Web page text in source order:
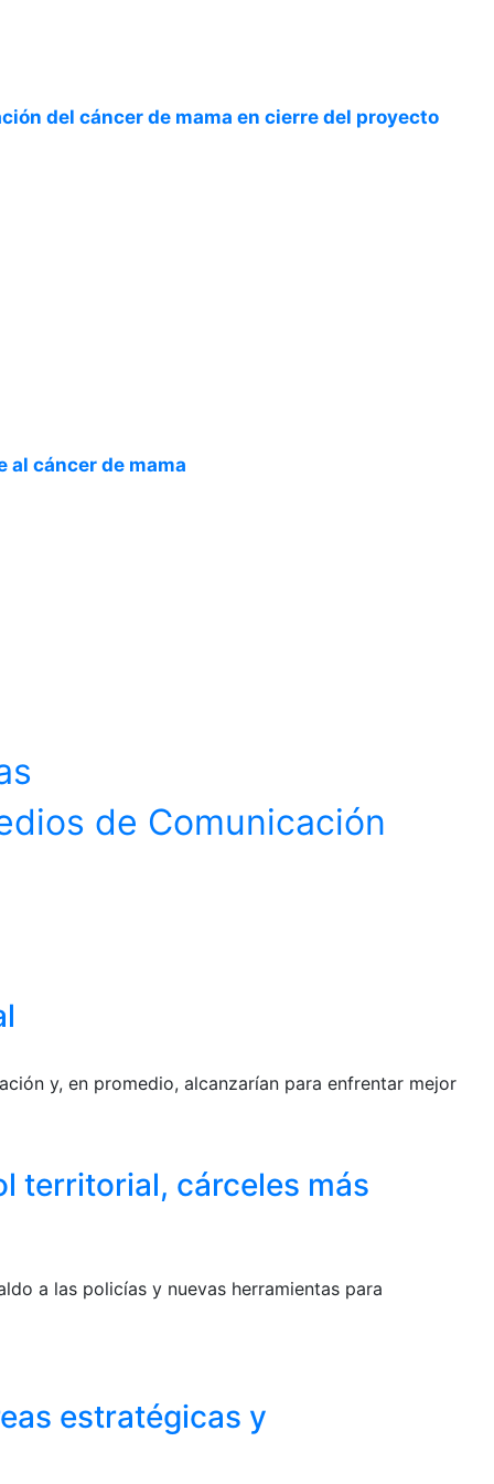
del cáncer de mama en cierre del proyecto
al cáncer de mama
de Comunicación
y, en promedio, alcanzarían para enfrentar mejor
territorial, cárceles más
a las policías y nuevas herramientas para
estratégicas y